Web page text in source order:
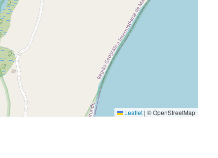
Leaflet | © OpenStreetMap